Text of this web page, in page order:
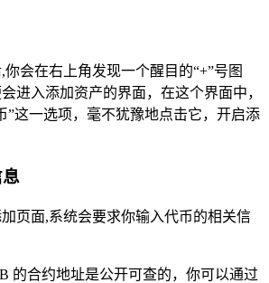
会在右上角发现一个醒目的“+”号图
进入添加资产的界面，在这个界面中，
”这一选项，毫不犹豫地点击它，开启添
页面,系统会要求你输入代币的相关信
的合约地址是公开可查的，你可以通过